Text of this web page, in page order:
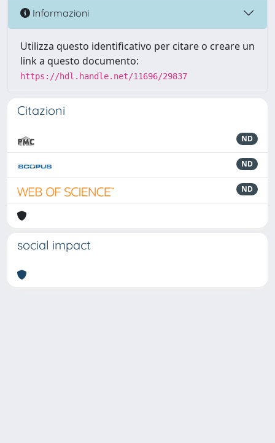
Informazioni
Utilizza questo identificativo per citare o creare un
link a questo documento:
https://hdl.handle.net/11696/29837
Citazioni
ND
ND
ND
social impact